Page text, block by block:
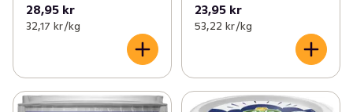
28,95 kr
32,17 kr /kg
23,95 kr
53,22 kr /kg